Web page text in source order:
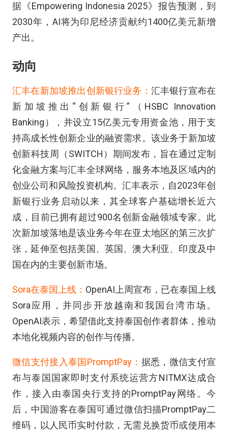
据《Empowering Indonesia 2025》报告预测，到
2030年，AI将为印尼经济贡献约1400亿美元新增
产出。
动向
汇丰在新加坡推出创新银行业务： 汇丰银行宣布在
新加坡推出“创新银行”（HSBC Innovation
Banking），并设立15亿美元专用资金池，用于支
持高成长性创新企业的融资需求。该业务于新加坡
创新科技周（SWITCH）期间发布，旨在通过定制
化金融方案与汇丰全球网络，服务本地及区域内的
创业公司和风险投资机构。汇丰表示，自2023年创
新银行业务启动以来，其全球客户基础增长近六
成，目前已拥有超过900名创新金融领域专家。此
次新加坡落地是该业务今年在亚太地区的第三次扩
张，延伸至包括美国、英国、澳大利亚、印度及中
国在内的主要创新市场。
Sora在泰国上线： OpenAI上周宣布，已在泰国上线
Sora应用，并同步开放越南和我国台湾市场。
OpenAI表示，希望借此支持泰国创作者群体，推动
本地化视频内容的创作与传播。
微信支付接入泰国PromptPay： 据悉，微信支付宣
布与泰国国家即时支付系统运营方NITMX达成合
作，接入由泰国央行支持的PromptPay网络。今
后，中国游客在泰国可通过微信扫描PromptPay二
维码，以人民币实时付款，无需兑换货币或使用本